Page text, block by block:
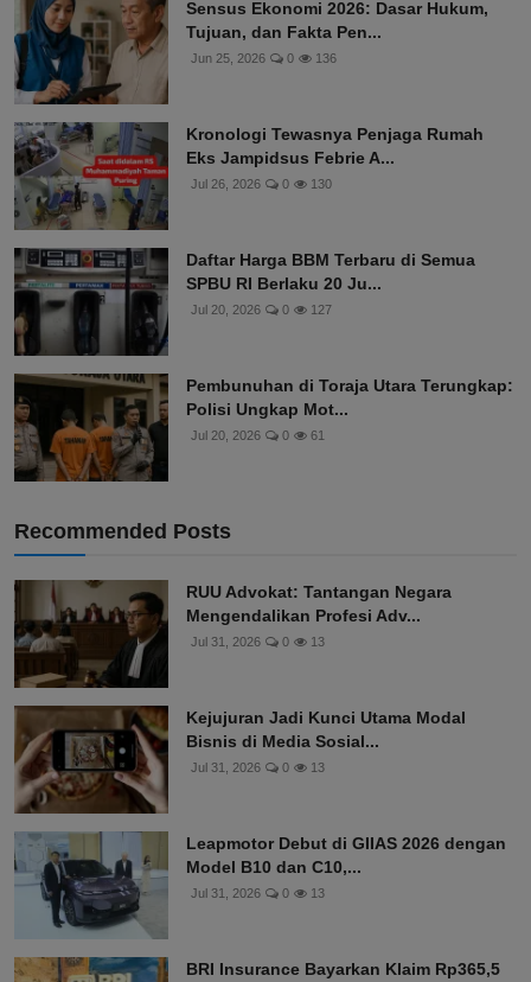
Sensus Ekonomi 2026: Dasar Hukum,
Tujuan, dan Fakta Pen...
Jun 25, 2026 0 136
Kronologi Tewasnya Penjaga Rumah
Eks Jampidsus Febrie A...
Jul 26, 2026 0 130
Daftar Harga BBM Terbaru di Semua
SPBU RI Berlaku 20 Ju...
Jul 20, 2026 0 127
Pembunuhan di Toraja Utara Terungkap:
Polisi Ungkap Mot...
Jul 20, 2026 0 61
Recommended Posts
RUU Advokat: Tantangan Negara
Mengendalikan Profesi Adv...
Jul 31, 2026 0 13
Kejujuran Jadi Kunci Utama Modal
Bisnis di Media Sosial...
Jul 31, 2026 0 13
Leapmotor Debut di GIIAS 2026 dengan
Model B10 dan C10,...
Jul 31, 2026 0 13
BRI Insurance Bayarkan Klaim Rp365,5